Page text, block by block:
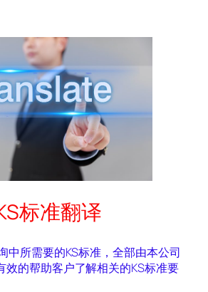
标准翻译
中所需要的KS标准，全部由本公司
效的帮助客户了解相关的KS标准要